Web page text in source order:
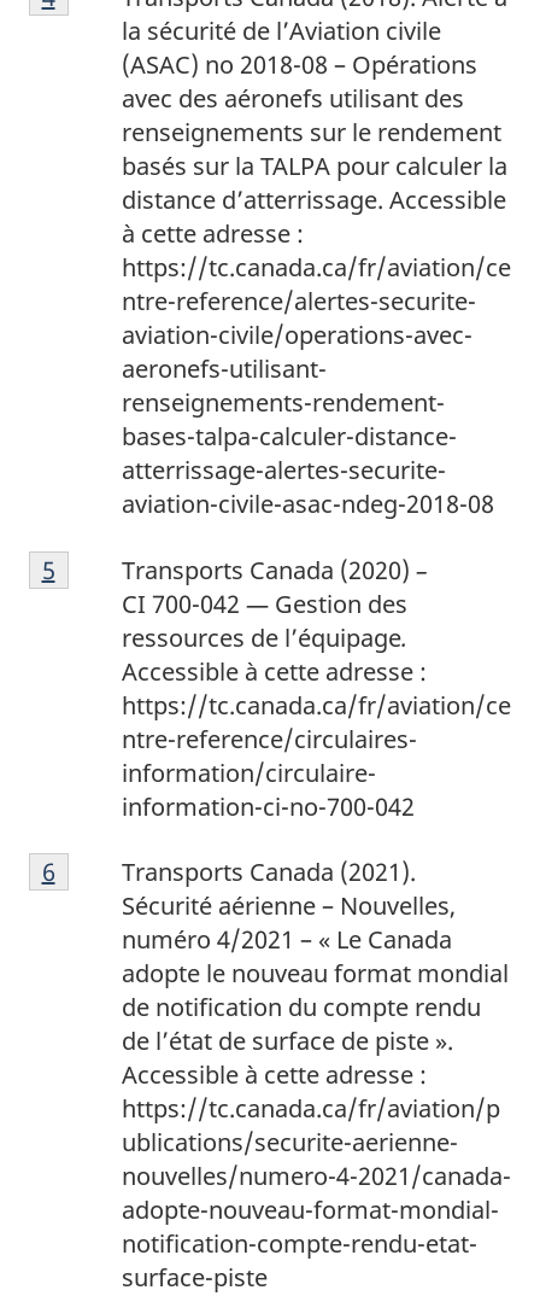
la sécurité de l’Aviation civile
(ASAC) no 2018-08 – Opérations
avec des aéronefs utilisant des
renseignements sur le rendement
basés sur la TALPA pour calculer la
distance d’atterrissage. Accessible
à cette adresse :
https://tc.canada.ca/fr/aviation/ce
ntre-reference/alertes-securite-
aviation-civile/operations-avec-
aeronefs-utilisant-
renseignements-rendement-
bases-talpa-calculer-distance-
atterrissage-alertes-securite-
aviation-civile-asac-ndeg-2018-08
5 Transports Canada (2020) –
CI 700-042 — Gestion des
ressources de l’équipage.
Accessible à cette adresse :
https://tc.canada.ca/fr/aviation/ce
ntre-reference/circulaires-
information/circulaire-
information-ci-no-700-042
Return to footnote
5 referrer
6
Transports Canada (2021).
Sécurité aérienne – Nouvelles,
numéro 4/2021 – « Le Canada
adopte le nouveau format mondial
de notification du compte rendu
de l’état de surface de piste ».
Accessible à cette adresse :
https://tc.canada.ca/fr/aviation/p
ublications/securite-aerienne-
nouvelles/numero-4-2021/canada-
adopte-nouveau-format-mondial-
notification-compte-rendu-etat-
surface-piste
Return to footnote
6 referrer